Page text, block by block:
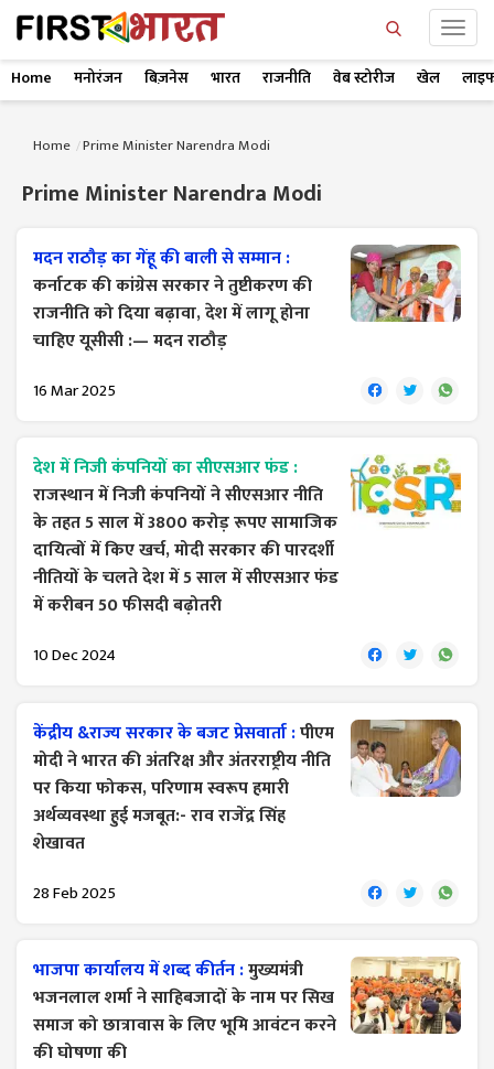
Home मनोरंजन बिज़नेस भारत राजनीति वेब स्टोरीज खेल
Home Prime Minister Narendra Modi
Prime Minister Narendra Modi
मदन राठौड़ का गेंहू की बाली से सम्मान :
कर्नाटक की कांग्रेस सरकार ने तुष्टीकरण की
राजनीति को दिया बढ़ावा, देश में लागू होना
चाहिए यूसीसी :— मदन राठौड़
16 Mar 2025
देश में निजी कंपनियों का सीएसआर फंड :
राजस्थान में निजी कंपनियों ने सीएसआर नीति
के तहत 5 साल में 3800 करोड़ रूपए सामाजिक
दायित्वों में किए खर्च, मोदी सरकार की पारदर्शी
नीतियों के चलते देश में 5 साल में सीएसआर फंड
में करीबन 50 फीसदी बढ़ोतरी
10 Dec 2024
केंद्रीय &राज्य सरकार के बजट प्रेसवार्ता :पीएम
मोदी ने भारत की अंतरिक्ष और अंतरराष्ट्रीय नीति
पर किया फोकस, परिणाम स्वरूप हमारी
अर्थव्यवस्था हुई मजबूत:- राव राजेंद्र सिंह
शेखावत
28 Feb 2025
भाजपा कार्यालय में शब्द कीर्तन :मुख्यमंत्री
भजनलाल शर्मा ने साहिबजादों के नाम पर सिख
समाज को छात्रावास के लिए भूमि आवंटन करने
की घोषणा की